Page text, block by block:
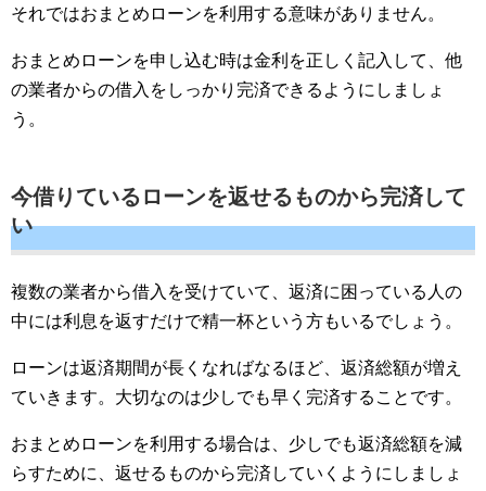
それではおまとめローンを利用する意味がありません。
おまとめローンを申し込む時は金利を正しく記入して、他
の業者からの借入をしっかり完済できるようにしましょ
う。
今借りているローンを返せるものから完済して
い
複数の業者から借入を受けていて、返済に困っている人の
中には利息を返すだけで精一杯という方もいるでしょう。
ローンは返済期間が長くなればなるほど、返済総額が増え
ていきます。大切なのは少しでも早く完済することです。
おまとめローンを利用する場合は、少しでも返済総額を減
らすために、返せるものから完済していくようにしましょ